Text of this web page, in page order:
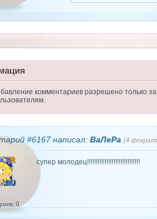
комментариев разрешено только
#6167 написал: ВаЛеРа (4
0
супер молодец!!!!!!!!!!!!!!!!!!!!!!!!!!!!!!